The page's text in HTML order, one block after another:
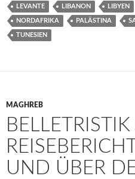
LEVANTE LIBANON LIBYEN
NORDAFRIKA PALÄSTINA
TUNESIEN
MAGHREB
UND ÜBER